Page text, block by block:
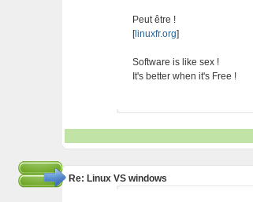
Peut être !
[linuxfr.org]
Software is like sex !
It's better when it's Free !
Re: Linux VS windows